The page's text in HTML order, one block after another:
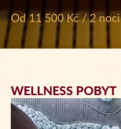
Od 11 500 Kč / 2 noci
WELLNESS POBYT